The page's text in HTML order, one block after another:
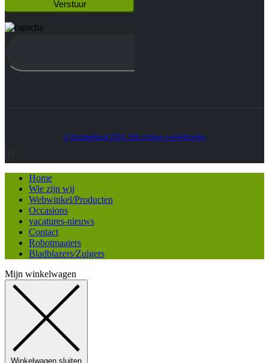
© Heatmedia.nl 2024. Alle rechten voorbehouden
Home
Wie zijn wij
Webwinkel/Producten
Occasions
vacatures-nieuws
Contact
Robotmaaiers
Bladblazers/Zuigers
Mijn winkelwagen
Winkelwagen sluiten